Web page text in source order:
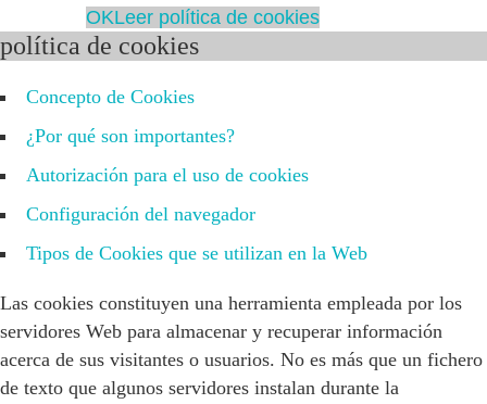
OKLeer política de cookies
política de cookies
Concepto de Cookies
¿Por qué son importantes?
Autorización para el uso de cookies
Configuración del navegador
Tipos de Cookies que se utilizan en la Web
Las cookies constituyen una herramienta empleada por los
servidores Web para almacenar y recuperar información
acerca de sus visitantes o usuarios. No es más que un fichero
de texto que algunos servidores instalan durante la